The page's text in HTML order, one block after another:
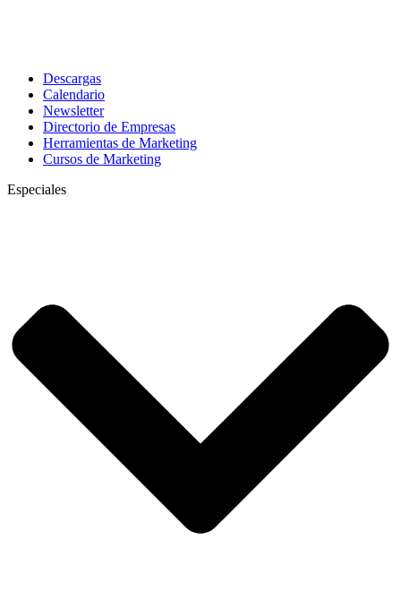
Descargas
Calendario
Newsletter
Directorio de Empresas
Herramientas de Marketing
Cursos de Marketing
Especiales